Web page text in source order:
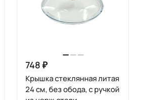
748 ₽
Крышка стеклянная литая
24 см, без обода, с ручкой